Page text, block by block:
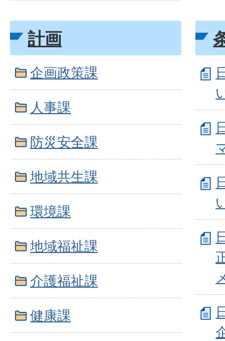
計画
企画政策課
人事課
防災安全課
地域共生課
環境課
地域福祉課
介護福祉課
健康課